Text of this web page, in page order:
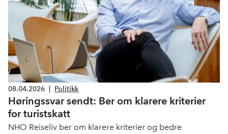
08.04.2026 Politikk
Høringssvar sendt: Ber om klarere kriterier
for turistskatt
NHO Reiseliv ber om klarere kriterier og bedre